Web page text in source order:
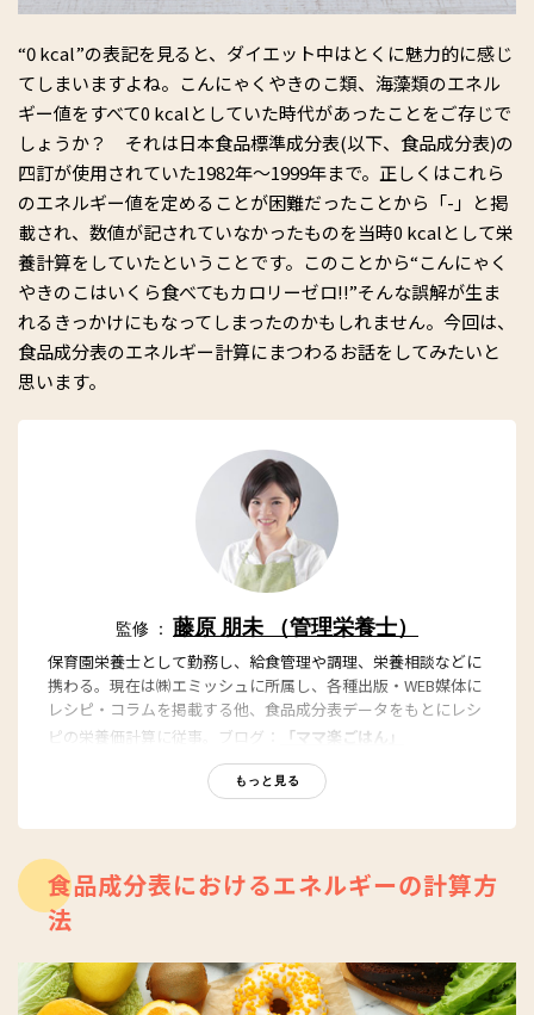
“0 kcal”の表記を見ると、ダイエット中はとくに魅力的に感じ
てしまいますよね。こんにゃくやきのこ類、海藻類のエネル
ギー値をすべて0 kcalとしていた時代があったことをご存じで
しょうか？ それは日本食品標準成分表(以下、食品成分表)の
四訂が使用されていた1982年～1999年まで。正しくはこれら
のエネルギー値を定めることが困難だったことから「-」と掲
載され、数値が記されていなかったものを当時0 kcalとして栄
養計算をしていたということです。このことから“こんにゃく
やきのこはいくら食べてもカロリーゼロ!!”そんな誤解が生ま
れるきっかけにもなってしまったのかもしれません。今回は、
食品成分表のエネルギー計算にまつわるお話をしてみたいと
思います。
監修 ： 藤原 朋未 （管理栄養士）
保育園栄養士として勤務し、給食管理や調理、栄養相談などに
携わる。現在は㈱エミッシュに所属し、各種出版・WEB媒体に
レシピ・コラムを掲載する他、食品成分表データをもとにレシ
ピの栄養価計算に従事。ブログ：
「ママ楽ごはん」
もっと見る
食品成分表におけるエネルギーの計算方
法